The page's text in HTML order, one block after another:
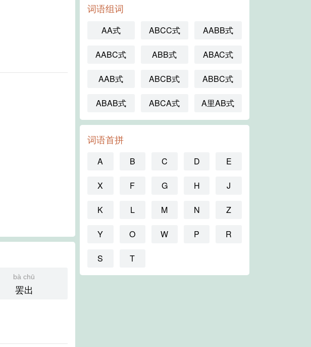
bà chū
罢出
词语组词
AA式 ABCC式 AABB式
AABC式 ABB式 ABAC式
AAB式 ABCB式 ABBC式
ABAB式 ABCA式 A里AB式
词语首拼
A B C D E
X F G H J
K L M N Z
Y O W P R
S T